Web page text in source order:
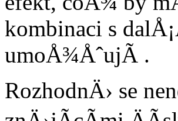
kombinaci s
umoÅ¾ÅˆujÃ­ .
RozhodnÄ› se